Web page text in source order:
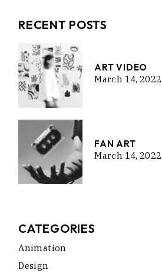
RECENT POSTS
ART VIDEO
March 14, 2022
FAN ART
March 14, 2022
CATEGORIES
Animation
Design